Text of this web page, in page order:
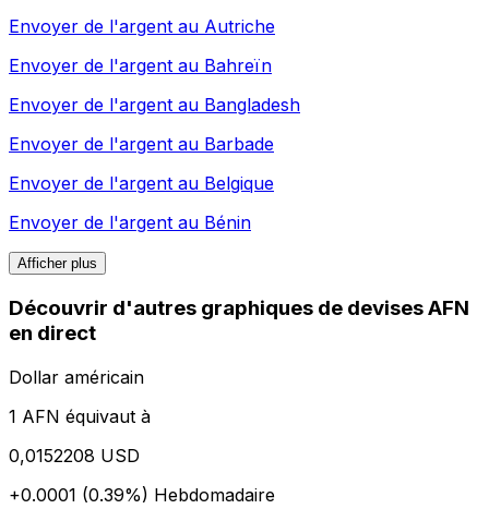
Envoyer de l'argent au Autriche
Envoyer de l'argent au Bahreïn
Envoyer de l'argent au Bangladesh
Envoyer de l'argent au Barbade
Envoyer de l'argent au Belgique
Envoyer de l'argent au Bénin
Afficher plus
Découvrir d'autres graphiques de devises AFN
en direct
Dollar américain
1 AFN équivaut à
0,0152208 USD
+0.0001 (0.39%) Hebdomadaire